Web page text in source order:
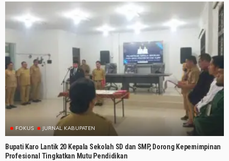
FOKUS JURNAL KABUPATEN
Bupati Karo Lantik 20 Kepala Sekolah SD dan SMP, Dorong Kepemimpinan
Profesional Tingkatkan Mutu Pendidikan